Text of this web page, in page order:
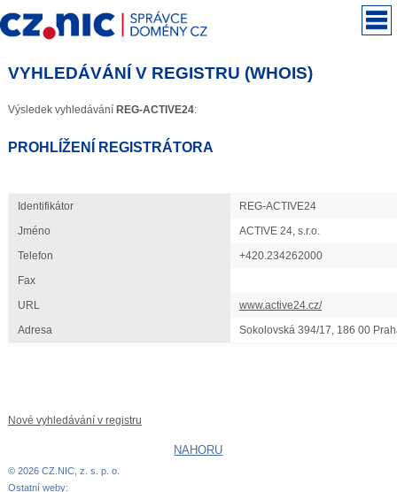
VYHLEDÁVÁNÍ V REGISTRU (WHOIS)
Výsledek vyhledávání REG-ACTIVE24:
PROHLÍŽENÍ REGISTRÁTORA
Identifikátor
REG-ACTIVE24
Jméno
ACTIVE 24, s.r.o.
Telefon
+420.234262000
Fax
URL
www.active24.cz/
Adresa
Sokolovská 394/17, 186 00
Nové vyhledávání v registru
NAHORU
© 2026 CZ.NIC, z. s. p. o.
Ostatní weby: